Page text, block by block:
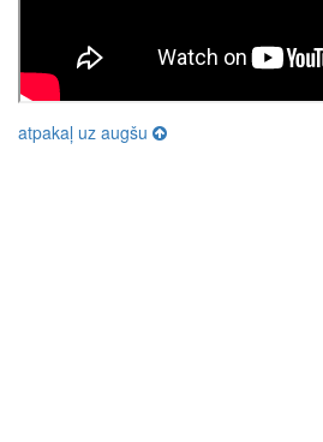
atpakaļ uz augšu